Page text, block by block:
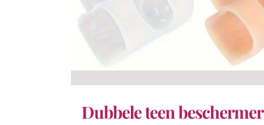
Dubbele teen beschermer